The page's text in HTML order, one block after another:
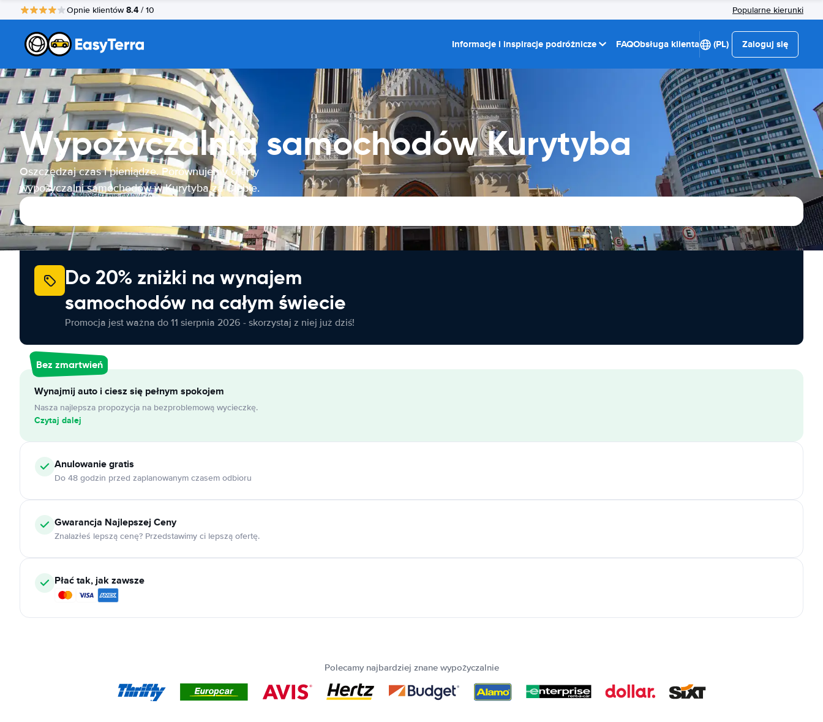
Opnie klientów8.4 / 10 Popularne kierunki
Informacje i inspiracje podróżnicze FAQObsługa klienta (PL) Zaloguj się
Wypożyczalnia samochodów Kurytyba
Oszczędzaj czas i pieniądze. Porównujemy oferty
wypożyczalni samochodów w Kurytyba za Ciebie.
Do 20% zniżki na wynajem
samochodów na całym świecie
Promocja jest ważna do 11 sierpnia 2026 - skorzystaj z niej już dziś!
Bez zmartwień
Wynajmij auto i ciesz się pełnym spokojem
Nasza najlepsza propozycja na bezproblemową wycieczkę.
Czytaj dalej
Anulowaniegratis
Do 48 godzin przed zaplanowanym czasem odbioru
Gwarancja Najlepszej Ceny
Znalazłeś lepszą cenę? Przedstawimy ci lepszą ofertę.
Płać tak, jak zawsze
Polecamy najbardziej znane wypożyczalnie